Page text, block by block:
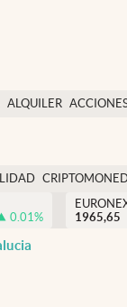
ALQUILER
USA
0.01%
1965,65